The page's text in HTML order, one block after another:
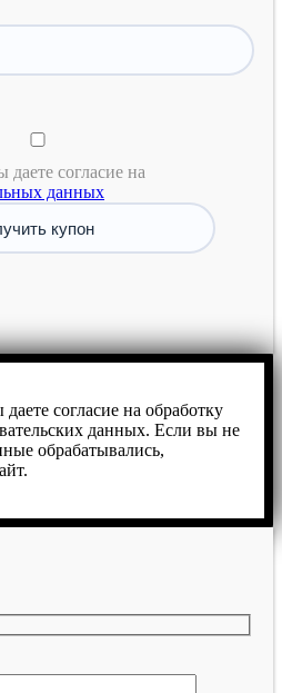
согласие на
данных
согласие на обработку
данных. Если вы не
обрабатывались,